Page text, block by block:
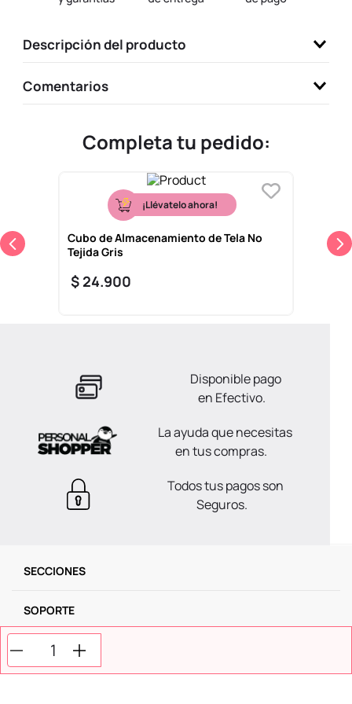
Descripción del producto
Comentarios
Completa tu pedido:
¡Llévatelo ahora!
Cubo de Almacenamiento de Tela No
Tejida Gris
$ 24.900
Disponible pago
en Efectivo.
La ayuda que necesitas
en tus compras.
Todos tus pagos son
Seguros.
SECCIONES
SOPORTE
SERVICIOS
10. llaveros